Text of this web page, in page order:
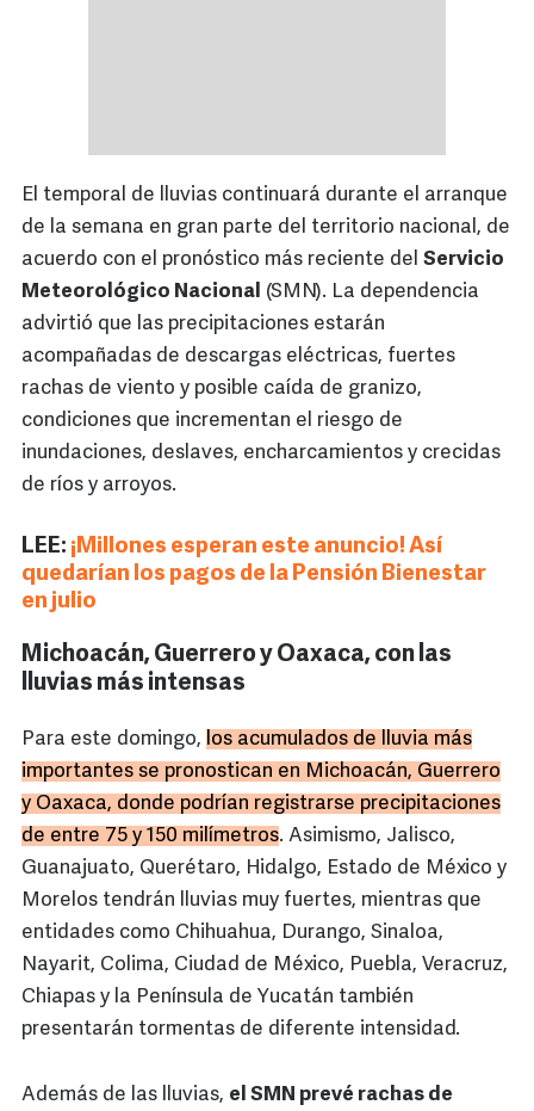
El temporal de lluvias continuará durante el arranque
de la semana en gran parte del territorio nacional, de
acuerdo con el pronóstico más reciente del Servicio
Meteorológico Nacional (SMN). La dependencia
advirtió que las precipitaciones estarán
acompañadas de descargas eléctricas, fuertes
rachas de viento y posible caída de granizo,
condiciones que incrementan el riesgo de
inundaciones, deslaves, encharcamientos y crecidas
de ríos y arroyos.
LEE: ¡Millones esperan este anuncio! Así
quedarían los pagos de la Pensión Bienestar
en julio
Michoacán, Guerrero y Oaxaca, con las
lluvias más intensas
Para este domingo, los acumulados de lluvia más
importantes se pronostican en Michoacán, Guerrero
y Oaxaca, donde podrían registrarse precipitaciones
de entre 75 y 150 milímetros. Asimismo, Jalisco,
Guanajuato, Querétaro, Hidalgo, Estado de México y
Morelos tendrán lluvias muy fuertes, mientras que
entidades como Chihuahua, Durango, Sinaloa,
Nayarit, Colima, Ciudad de México, Puebla, Veracruz,
Chiapas y la Península de Yucatán también
presentarán tormentas de diferente intensidad.
Además de las lluvias, el SMN prevé rachas de